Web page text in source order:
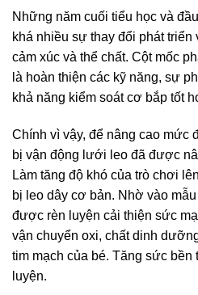
Những năm cuối tiểu học và
khá nhiều sự thay đổi phát
cảm xúc và thể chất. Cột mốc
là hoàn thiện các kỹ năng, sự
khả năng kiểm soát cơ bắp tốt
Chính vì vậy, để nâng cao mức
bị vận động lưới leo đã được
Làm tăng độ khó của trò chơi
bị leo dây cơ bản. Nhờ vào
được rèn luyện cải thiện sức
vận chuyển oxi, chất dinh
tim mạch của bé. Tăng sức bền
luyện.